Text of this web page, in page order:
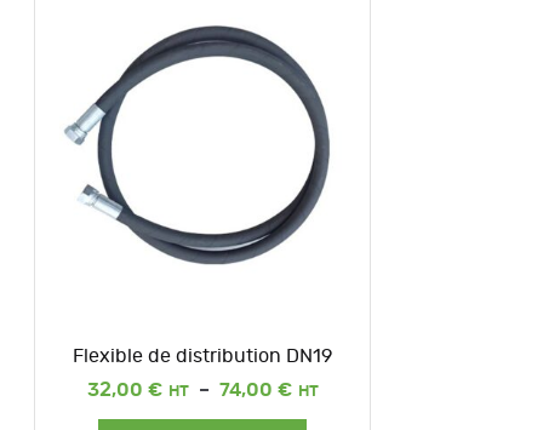
Flexible de distribution DN19
32,00 € – 74,00 €
Plage